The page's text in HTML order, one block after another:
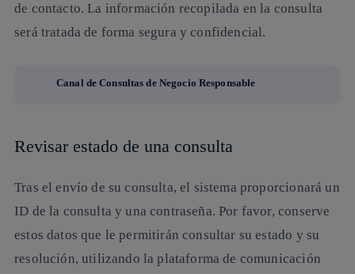
de contacto. La información recopilada en la consulta
será tratada de forma segura y confidencial.
Canal de Consultas de Negocio Responsable
Revisar estado de una consulta
Tras el envío de su consulta,el sistema proporcionará un
ID de la consulta y una contraseña. Por favor, conserve
estos datos que le permitirán consultar su estado y su
resolución, utilizando la plataforma de comunicación